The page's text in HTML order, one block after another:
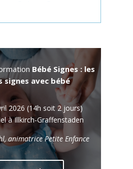
Bébé Signes : les
signes avec bébé
2026 (14h soit 2 jours)
à Illkirch-Graffenstaden
animatrice Petite Enfance